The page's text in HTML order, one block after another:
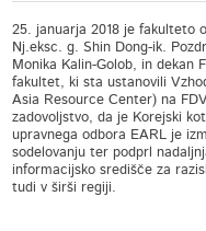
25. januarja 2018 je fakulteto
Nj.eksc. g. Shin Dong-ik.
Monika Kalin-Golob, in dekan
fakultet, ki sta ustanovili
Asia Resource Center) na
zadovoljstvo, da je Korejski
upravnega odbora EARL je
sodelovanju ter podprl
informacijsko središče za
tudi v širši regiji.